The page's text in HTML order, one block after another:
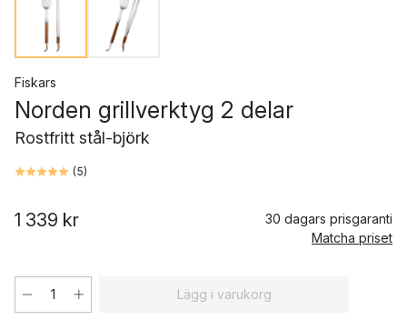
Fiskars
Norden grillverktyg 2 delar
Rostfritt stål-björk
(5)
1 339 kr
30 dagars prisgaranti
Matcha priset
Lägg i varukorg